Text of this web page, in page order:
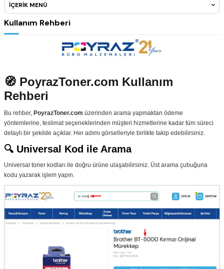
İÇERIK MENÜ
Kullanım Rehberi
🧭 PoyrazToner.com Kullanım
Rehberi
Bu rehber, PoyrazToner.com üzerinden arama yapmaktan ödeme
yöntemlerine, teslimat seçeneklerinden müşteri hizmetlerine kadar tüm süreci
detaylı bir şekilde açıklar. Her adımı görselleriyle birlikte takip edebilirsiniz.
🔍 Universal Kod ile Arama
Universal toner kodları ile doğru ürüne ulaşabilirsiniz. Üst arama çubuğuna
kodu yazarak işlem yapın.